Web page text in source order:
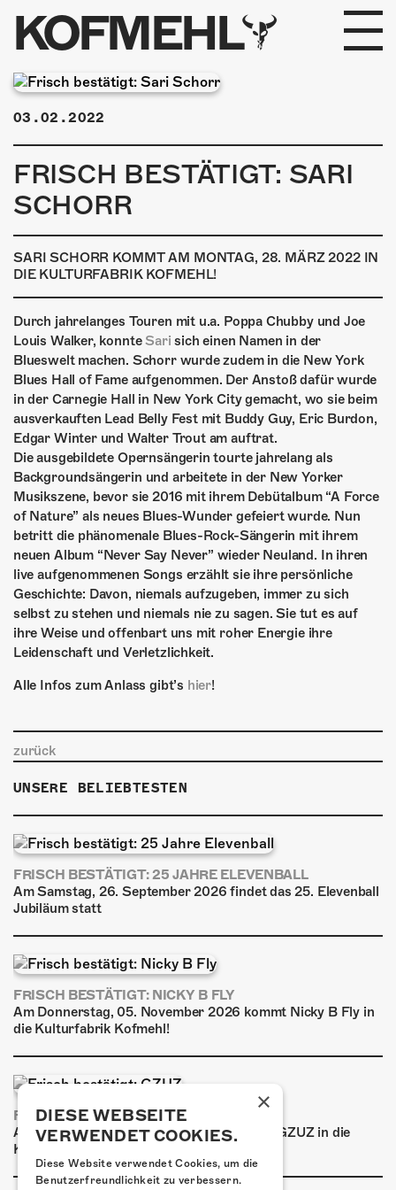
KOFMEHL
PROGRAMM
FABRIKGEFLÜSTER
GALERIE
PHOTOMAT
INFOS
KONTAKT
ÜBER UNS
GÖNNEREI
SHOP
MITMACHEN
03.02.2022
FRISCH BESTÄTIGT: SARI
SCHORR
SARI SCHORR KOMMT AM MONTAG, 28. MÄRZ 2022 IN
DIE KULTURFABRIK KOFMEHL!
Durch jahrelanges Touren mit u.a. Poppa Chubby und Joe
Louis Walker, konnteSari sich einen Namen in der
Blueswelt machen. Schorr wurde zudem in die New York
Blues Hall of Fame aufgenommen. Der Anstoß dafür wurde
in der Carnegie Hall in New York City gemacht, wo sie beim
ausverkauften Lead Belly Fest mit Buddy Guy, Eric Burdon,
Edgar Winter und Walter Trout am auftrat.
Die ausgebildete Opernsängerin tourte jahrelang als
Backgroundsängerin und arbeitete in der New Yorker
Musikszene, bevor sie 2016 mit ihrem Debütalbum “A Force
of Nature” als neues Blues-Wunder gefeiert wurde. Nun
betritt die phänomenale Blues-Rock-Sängerin mit ihrem
neuen Album “Never Say Never” wieder Neuland. In ihren
live aufgenommenen Songs erzählt sie ihre persönliche
Geschichte: Davon, niemals aufzugeben, immer zu sich
selbst zu stehen und niemals nie zu sagen. Sie tut es auf
ihre Weise und offenbart uns mit roher Energie ihre
Leidenschaft und Verletzlichkeit.
Alle Infos zum Anlass gibt’s hier!
zurück
UNSERE BELIEBTESTEN
FRISCH BESTÄTIGT: 25 JAHRE ELEVENBALL
Am Samstag, 26. September 2026 findet das 25. Elevenball
Jubiläum statt
FRISCH BESTÄTIGT: NICKY B FLY
Am Donnerstag, 05. November 2026 kommt Nicky B Fly in
die Kulturfabrik Kofmehl!
FRISCH BESTÄTIGT: GZUZ
Am Donnerstag, 29. Oktober 2026 kommt GZUZ in die
Kulturfabrik Kofmehl!
×
DIESE WEBSEITE
VERWENDET COOKIES.
Diese Website verwendet Cookies, um die
Benutzerfreundlichkeit zu verbessern.